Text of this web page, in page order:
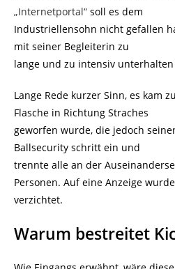
„Internetportal“ soll es dem
Industriellensohn nicht gefallen
mit seiner Begleiterin zu
lange und zu intensiv
Lange Rede kurzer Sinn, es kam
Flasche in Richtung Straches
geworfen wurde, die jedoch
Ballsecurity schritt ein und
trennte alle an der
Personen. Auf eine Anzeige wurde
verzichtet.
Warum bestreitet